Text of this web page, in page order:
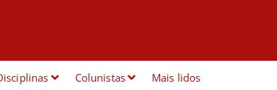
Colunistas Mais lidos